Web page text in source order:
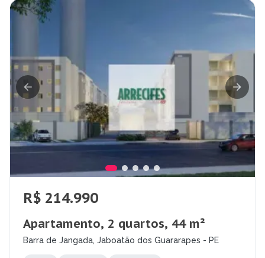
R$ 214.990
Apartamento, 2 quartos, 44 m²
Barra de Jangada, Jaboatão dos Guararapes - PE